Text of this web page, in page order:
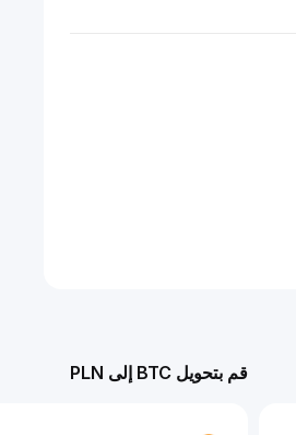
قم بتحويل BTC إلى PLN